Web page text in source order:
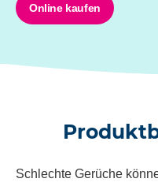
Online kaufen
Schlechte Gerüche